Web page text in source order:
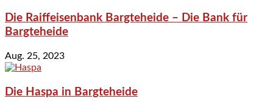
Die Raiffeisenbank Bargteheide – Die Bank für
Bargteheide
Aug. 25, 2023
Die Haspa in Bargteheide